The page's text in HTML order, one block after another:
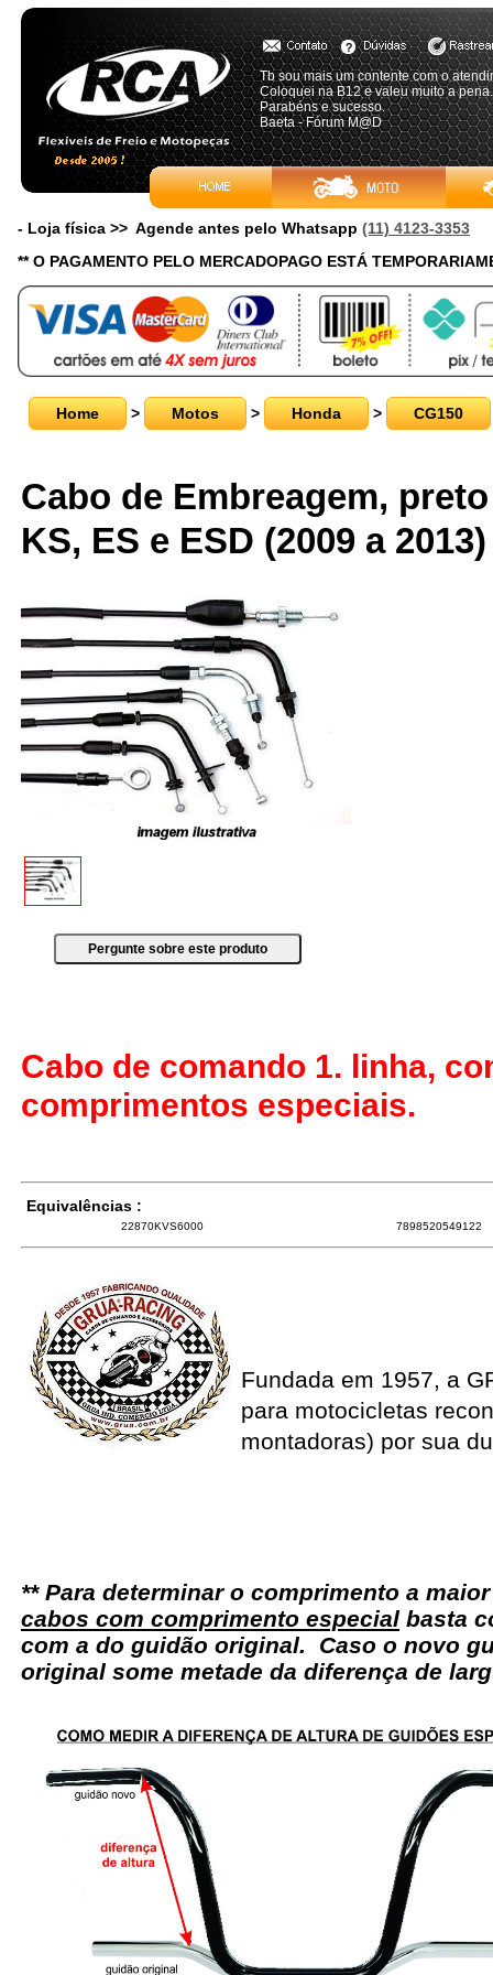
Tb sou mais um contente com o
Coloquei na B12 e valeu muito a
Parabéns e sucesso.
Baeta - Fórum M@D
- Loja física >> Agende antes pelo Whatsapp (11) 4123-3353
** O PAGAMENTO PELO MERCADOPAGO ESTÁ
Home > Motos > Honda > CG150
Cabo de Embreagem,
KS, ES e ESD (2009 a
Cabo de comando 1. linha,
comprimentos especiais.
Equivalências :
22870KVS6000 7898520549122
Fundada em 1957, a
para motocicletas
montadoras) por sua
** Para determinar o comprimento a
cabos com comprimento especial basta
com a do guidão original. Caso o novo
original some metade da diferença de